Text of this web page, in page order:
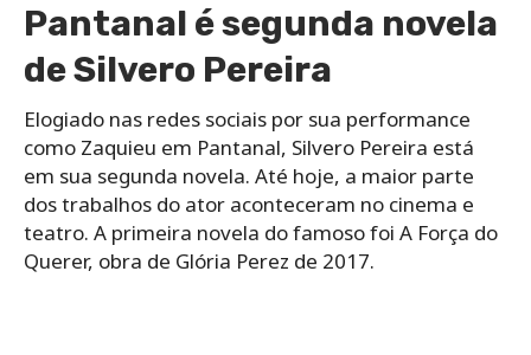
Pantanal é segunda novela
de Silvero Pereira
Elogiado nas redes sociais por sua performance
como Zaquieu em Pantanal, Silvero Pereira está
em sua segunda novela. Até hoje, a maior parte
dos trabalhos do ator aconteceram no cinema e
teatro. A primeira novela do famoso foi A Força do
Querer, obra de Glória Perez de 2017.